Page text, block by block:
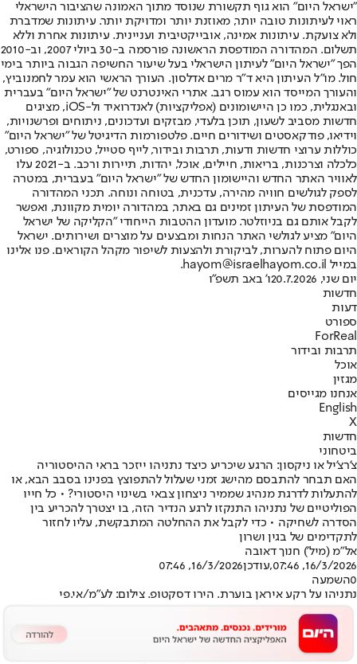
"ישראל היום" הוא גוף תקשורת שנוסד מתוך האמונה שהציבור הישראלי
ראוי לעיתונות טובה יותר, מאוזנת יותר ומדויקת יותר. עיתונות שמדברת
ולא צועקת. עיתונות אמינה, אובייקטיבית ועניינית. עיתונות אחרת וללא
תשלום. המהדורה המודפסת הראשונה פורסמה ב-30 ביולי 2007, וב-2010
הפך "ישראל היום" לעיתון הישראלי בעל שיעור החשיפה הגבוה ביותר בימי
חול. מו"ל העיתון היא ד"ר מרים אדלסון. העורך הראשי הוא עמר לחמנוביץ,
והעורך המייסד הוא עמוס רגב. אתרי האינטרנט של "ישראל היום" בעברית
ובאנגלית, כמו כן היישומונים (אפליקציות) לאנדרואיד ול-iOS, מציגים
חדשות מסביב לשעון, תוכן בלעדי, מבזקים ועדכונים, ניתוחים ופרשנויות,
וידיאו, פודקאסטים ושידורים חיים. פלטפורמות הדיגיטל של "ישראל היום"
כוללות ערוצי חדשות ודעות, תרבות ובידור, לייף סטייל, טכנולוגיה, ספורט,
כלכלה וצרכנות, בריאות, חיילים, אוכל, יהדות, תיירות ורכב. ב-2021 עלו
לאוויר האתר החדש והיישומון החדש של "ישראל היום" בעברית, במטרה
לספק לגולשים חוויה מהירה, עדכנית, בטוחה ונוחה. תכני המהדורה
המודפסת של העיתון זמינים גם באתר, במהדורה יומית מקוונת, ואפשר
לקבל אותם גם בניוזלטר. מועדון ההטבות הייחודי "הקליקה של ישראל
היום" מציע לגולשי האתר הנחות ומבצעים על מוצרים ושירותים. ישראל
היום פתוח להערות, לביקורת ולהצעות לשיפור מקהל הקוראים. פנו אלינו
במייל hayom@israelhayom.co.il.
יום שני, 20.7.2026
ו' באב תשפ"ו
חדשות
דעות
ספורט
ForReal
תרבות ובידור
אוכל
מגזין
אנחנו מגייסים
English
X
חדשות
ביטחוני
צ’רצ’יל או ניקסון: הרגע שיכריע כיצד נתניהו ייזכר בראי ההיסטוריה
האם תבחר להתבסם מהישג זמני שעלול להתפוצץ בפנינו בסבב הבא, או
להתעלות לדרגת מנהיג שממיר ניצחון צבאי בשינוי היסטורי? • כל חייו
הפוליטיים של נתניהו התנקזו לרגע הנדיר הזה, בו יצטרך להכריע בין
הסדרה לשחיקה • כדי לקבל את ההחלטה המתבקשת, עליו לחזור
לתקדימים של בגין ושרון
אל"מ (מיל') חנוך דאובה
16/3/2026, 07:46
,עודכן16/3/2026, 07:46
0השמעה
נתניהו על רקע איראן בוערת. הירו דסקטופ. צילום: לע"מ/אי.פי